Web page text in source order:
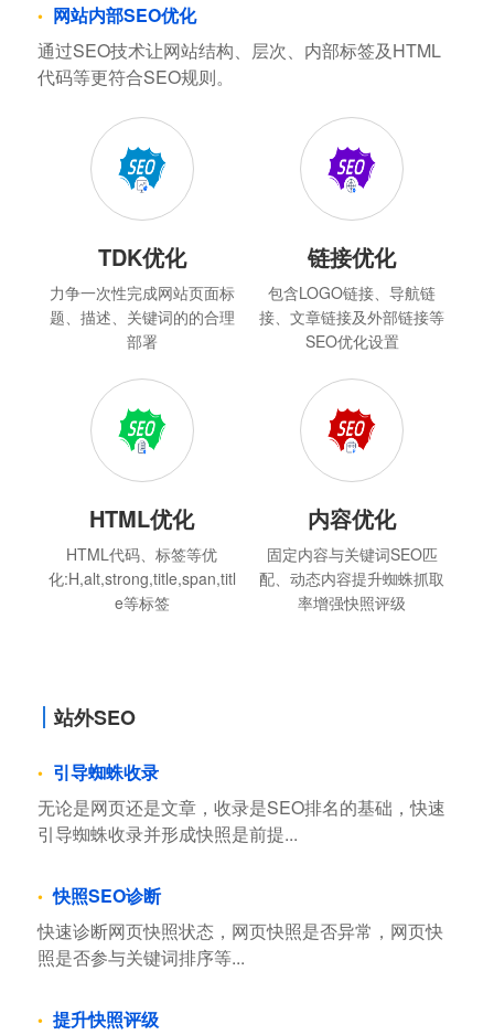
网站内部SEO优化
通过SEO技术让网站结构、层次、内部标签及HTML
代码等更符合SEO规则。
TDK优化
力争一次性完成网站页面标
题、描述、关键词的的合理
部署
链接优化
包含LOGO链接、导航链
接、文章链接及外部链接等
SEO优化设置
HTML优化
HTML代码、标签等优
化:H,alt,strong,title,span,titl
e等标签
内容优化
固定内容与关键词SEO匹
配、动态内容提升蜘蛛抓取
率增强快照评级
站外SEO
引导蜘蛛收录
无论是网页还是文章，收录是SEO排名的基础，快速
引导蜘蛛收录并形成快照是前提...
快照SEO诊断
快速诊断网页快照状态，网页快照是否异常，网页快
照是否参与关键词排序等...
提升快照评级